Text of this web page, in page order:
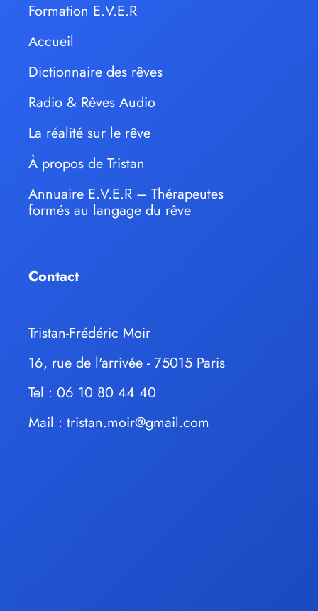
Formation E.V.E.R
Accueil
Dictionnaire des rêves
Radio & Rêves Audio
La réalité sur le rêve
À propos de Tristan
Annuaire E.V.E.R – Thérapeutes
formés au langage du rêve
Contact
Tristan-Frédéric Moir
16, rue de l'arrivée - 75015 Paris
Tel : 06 10 80 44 40
Mail : tristan.moir@gmail.com